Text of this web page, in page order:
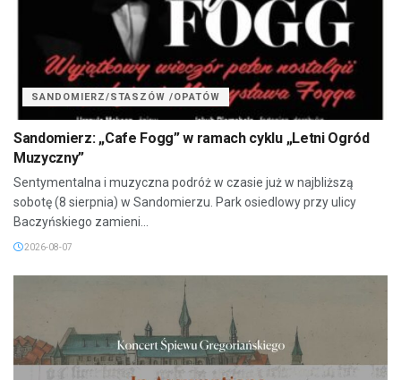
SANDOMIERZ/STASZÓW /OPATÓW
Sandomierz: „Cafe Fogg” w ramach cyklu „Letni Ogród
Muzyczny”
Sentymentalna i muzyczna podróż w czasie już w najbliższą
sobotę (8 sierpnia) w Sandomierzu. Park osiedlowy przy ulicy
Baczyńskiego zamieni...
2026-08-07